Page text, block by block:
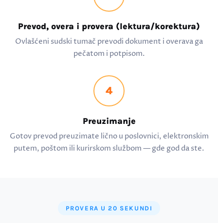
Prevod, overa i provera (lektura/korektura)
Ovlašćeni sudski tumač prevodi dokument i overava ga
pečatom i potpisom.
4
Preuzimanje
Gotov prevod preuzimate lično u poslovnici, elektronskim
putem, poštom ili kurirskom službom — gde god da ste.
PROVERA U 20 SEKUNDI